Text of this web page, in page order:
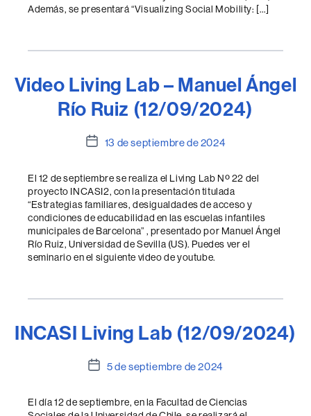
Además, se presentará “Visualizing Social Mobility: […]
Video Living Lab – Manuel Ángel
Río Ruiz (12/09/2024)
Fecha
entrada
13 de septiembre de 2024
El 12 de septiembre se realiza el Living Lab Nº 22 del
proyecto INCASI2, con la presentación titulada
“Estrategias familiares, desigualdades de acceso y
condiciones de educabilidad en las escuelas infantiles
municipales de Barcelona” , presentado por Manuel Ángel
Río Ruiz, Universidad de Sevilla (US). Puedes ver el
seminario en el siguiente video de youtube.
INCASI Living Lab (12/09/2024)
Fecha
entrada
5 de septiembre de 2024
El día 12 de septiembre, en la Facultad de Ciencias